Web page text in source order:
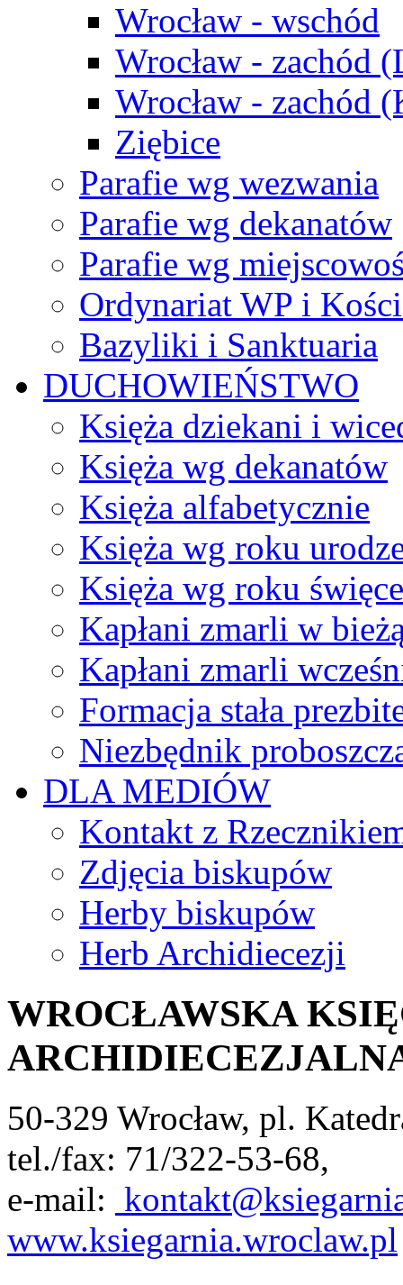
Wrocław - wschód
Wrocław - zachód
Wrocław - zachód
Ziębice
Parafie wg wezwania
Parafie wg dekanatów
Parafie wg
Ordynariat WP i
Bazyliki i Sanktuaria
DUCHOWIEŃSTWO
Księża dziekani i
Księża wg dekanatów
Księża alfabetycznie
Księża wg roku
Księża wg roku
Kapłani zmarli w
Kapłani zmarli
Formacja stała
Niezbędnik
DLA MEDIÓW
Kontakt z
Zdjęcia biskupów
Herby biskupów
Herb Archidiecezji
WROCŁAWSKA
50-329 Wrocław, pl.
tel./fax: 71/322-53-68,
e-mail:
www.ksiegarnia.wroclaw.pl